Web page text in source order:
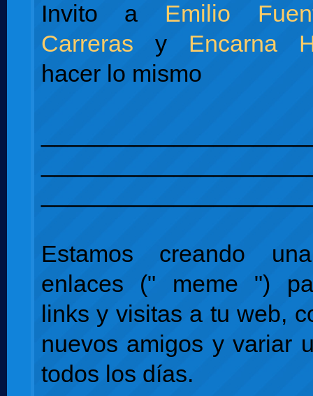
Invito a Emilio
Carreras y Encarna
hacer lo mismo
Estamos creando
enlaces (" meme ")
links y visitas a tu web,
nuevos amigos y variar
todos los días.